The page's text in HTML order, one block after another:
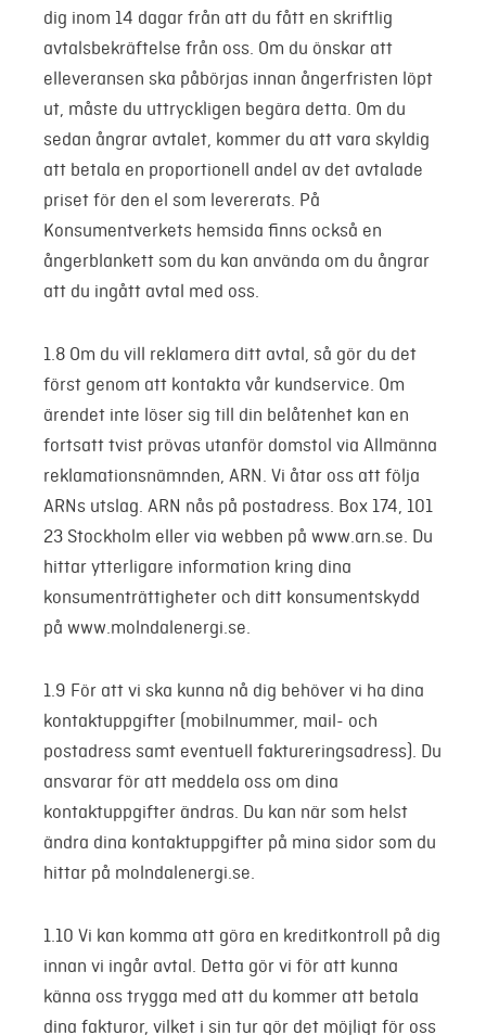
dig inom 14 dagar från att du fått en skriftlig
avtalsbekräftelse från oss. Om du önskar att
elleveransen ska påbörjas innan ångerfristen löpt
ut, måste du uttryckligen begära detta. Om du
sedan ångrar avtalet, kommer du att vara skyldig
att betala en proportionell andel av det avtalade
priset för den el som levererats. På
Konsumentverkets hemsida finns också en
ångerblankett som du kan använda om du ångrar
att du ingått avtal med oss.
1.8 Om du vill reklamera ditt avtal, så gör du det
först genom att kontakta vår kundservice. Om
ärendet inte löser sig till din belåtenhet kan en
fortsatt tvist prövas utanför domstol via Allmänna
reklamationsnämnden, ARN. Vi åtar oss att följa
ARNs utslag. ARN nås på postadress. Box 174, 101
23 Stockholm eller via webben på www.arn.se. Du
hittar ytterligare information kring dina
konsumenträttigheter och ditt konsumentskydd
på www.molndalenergi.se.
1.9 För att vi ska kunna nå dig behöver vi ha dina
kontaktuppgifter (mobilnummer, mail- och
postadress samt eventuell faktureringsadress). Du
ansvarar för att meddela oss om dina
kontaktuppgifter ändras. Du kan när som helst
ändra dina kontaktuppgifter på mina sidor som du
hittar på molndalenergi.se.
1.10 Vi kan komma att göra en kreditkontroll på dig
innan vi ingår avtal. Detta gör vi för att kunna
känna oss trygga med att du kommer att betala
dina fakturor, vilket i sin tur gör det möjligt för oss